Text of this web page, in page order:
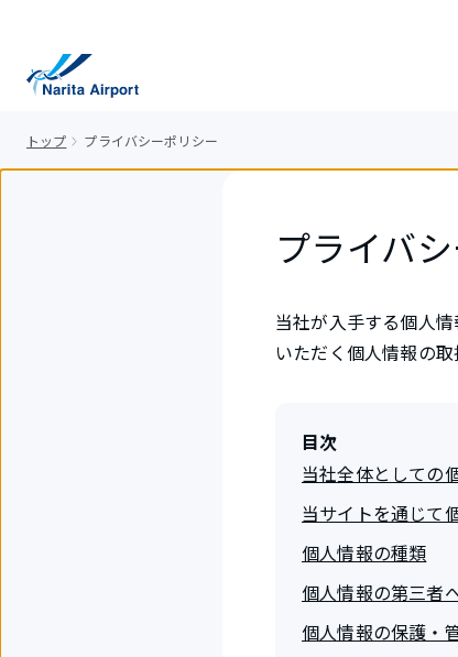
トップ プライバシーポリシー
プライバ
当社が入手する個人
いただく個人情報の
目次
当社全体としての
当サイトを通じて
個人情報の種類
個人情報の第三者
個人情報の保護・